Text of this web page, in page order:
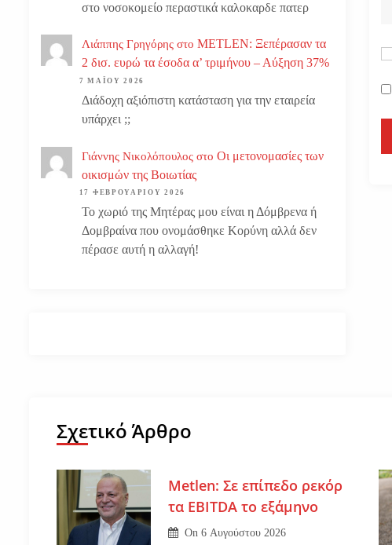
στο νοσοκομείο περαστικά καλοκαρδε πατερ
Λιάππης Γρηγόρης στο METLEN: Ξεπέρασαν τα
2 δισ. ευρώ τα έσοδα α’ τριμήνου – Αύξηση 37%
7 ΜΑΪ́ΟΥ 2026
Διάδοχη αξιόπιστη κατάσταση για την εταιρεία
υπάρχει ;;
Γιάννης Νικολόπουλος στο Οι μετονομασίες των
οικισμών της Βοιωτίας
17 ΦΕΒΡΟΥΑΡΊΟΥ 2026
Το χωριό της Μητέρας μου είναι η Δόμβρενα ή
Δομβραίνα που ονομάσθηκε Κορύνη αλλά δεν
πέρασε αυτή η αλλαγή!
Σχετικό Άρθρο
Metlen: Σε επίπεδο ρεκόρ
τα EBITDA το εξάμηνο
On6 Αυγούστου 2026